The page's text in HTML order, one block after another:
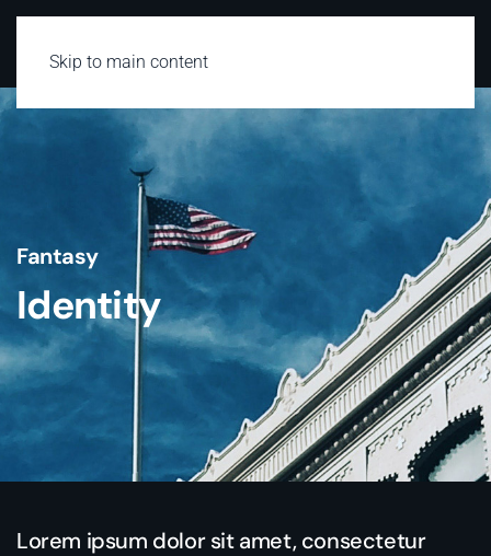
Skip to main content
Fantasy
Identity
Lorem ipsum dolor sit amet, consectetur